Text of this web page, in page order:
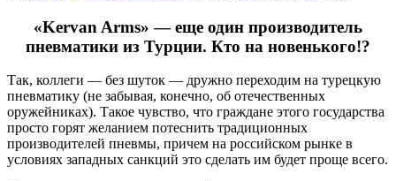
«Kervan Arms» — еще один производитель
пневматики из Турции. Кто на новенького!?
Так, коллеги — без шуток — дружно переходим на турецкую
пневматику (не забывая, конечно, об отечественных
оружейниках). Такое чувство, что граждане этого государства
просто горят желанием потеснить традиционных
производителей пневмы, причем на российском рынке в
условиях западных санкций это сделать им будет проще всего.